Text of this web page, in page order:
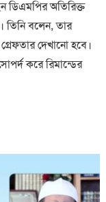
ডিএমপির অতিরিক্ত
তিনি বলেন, তার
দেখানো হবে।
করে রিমান্ডের